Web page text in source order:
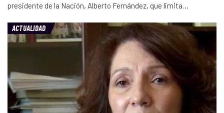
presidente de la Nación, Alberto Fernández, que limita…
ACTUALIDAD